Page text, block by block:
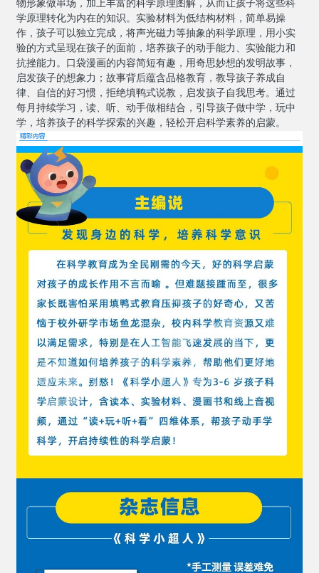
物形象做串场，加上丰富的科学原理图解，从而让孩子将这些科
学原理转化为内在的知识。实验材料为低结构材料，简单易操
作，孩子可以独立完成，将声光磁力等抽象的科学原理，用小实
验的方式呈现在孩子的面前，培养孩子的动手能力、实验能力和
抗挫能力。口袋漫画的内容简短有趣，用奇思妙想的发明故事，
启发孩子的想象力；故事背后蕴含品格教育，教导孩子养成自
律、自信的好习惯，拒绝填鸭式说教，启发孩子自我思考。通过
每月持续学习，读、听、动手做相结合，引导孩子做中学，玩中
学，培养孩子的科学探索的兴趣，轻松开启科学素养的启蒙。